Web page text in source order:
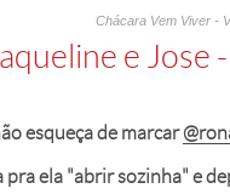
Chácara Vem Viver -
e Jose
esqueça de marcar
ela "abrir sozinha" e